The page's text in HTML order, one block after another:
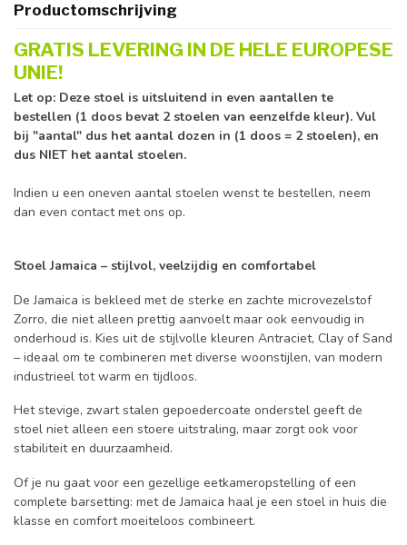
Productomschrijving
GRATIS LEVERING IN DE HELE EUROPESE
UNIE!
Let op: Deze stoel is uitsluitend in even aantallen te
bestellen (1 doos bevat 2 stoelen van eenzelfde kleur). Vul
bij "aantal" dus het aantal dozen in (1 doos = 2 stoelen), en
dus NIET het aantal stoelen.
Indien u een oneven aantal stoelen wenst te bestellen, neem
dan even contact met ons op.
Stoel Jamaica – stijlvol, veelzijdig en comfortabel
De Jamaica is bekleed met de sterke en zachte microvezelstof
Zorro, die niet alleen prettig aanvoelt maar ook eenvoudig in
onderhoud is. Kies uit de stijlvolle kleuren Antraciet, Clay of Sand
– ideaal om te combineren met diverse woonstijlen, van modern
industrieel tot warm en tijdloos.
Het stevige, zwart stalen gepoedercoate onderstel geeft de
stoel niet alleen een stoere uitstraling, maar zorgt ook voor
stabiliteit en duurzaamheid.
Of je nu gaat voor een gezellige eetkameropstelling of een
complete barsetting: met de Jamaica haal je een stoel in huis die
klasse en comfort moeiteloos combineert.